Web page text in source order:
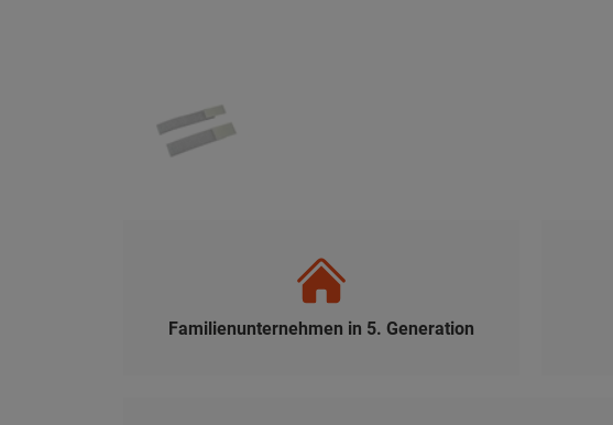
Familienunternehmen in 5. Generation